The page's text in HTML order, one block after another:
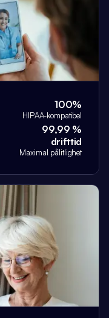
100%
HIPAA-kompatibel
99,99 %
drifttid
Maximal pålitlighet